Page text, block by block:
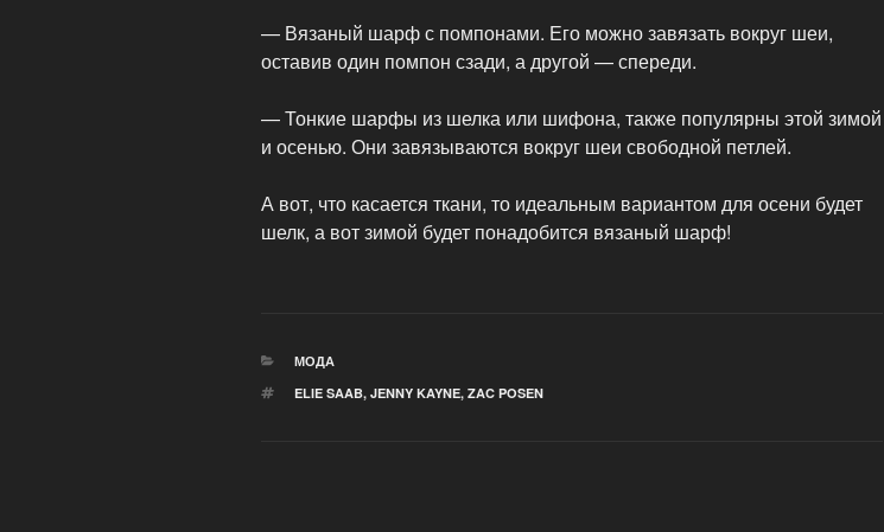
— Вязаный шарф с помпонами. Его можно завязать вокруг шеи,
оставив один помпон сзади, а другой — спереди.
— Тонкие шарфы из шелка или шифона, также популярны этой зимой
и осенью. Они завязываются вокруг шеи свободной петлей.
А вот, что касается ткани, то идеальным вариантом для осени будет
шелк, а вот зимой будет понадобится вязаный шарф!
РУБРИКИ
МОДА
МЕТКИ
ELIE SAAB, JENNY KAYNE, ZAC POSEN